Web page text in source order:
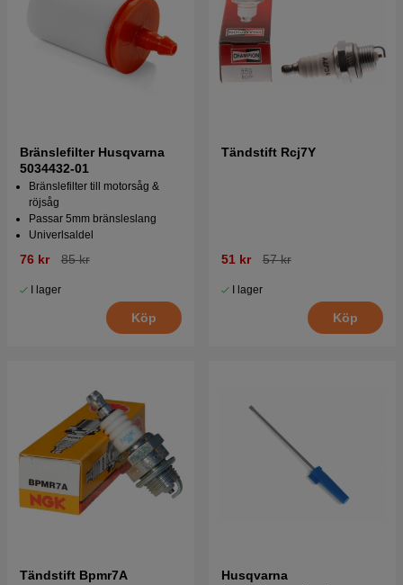
Bränslefilter Husqvarna
5034432-01
Bränslefilter till motorsåg &
röjsåg
Passar 5mm bränsleslang
Univerlsaldel
76 kr 85 kr
I lager
Köp
Tändstift Rcj7Y
51 kr 57 kr
I lager
Köp
Tändstift Bpmr7A
Husqvarna